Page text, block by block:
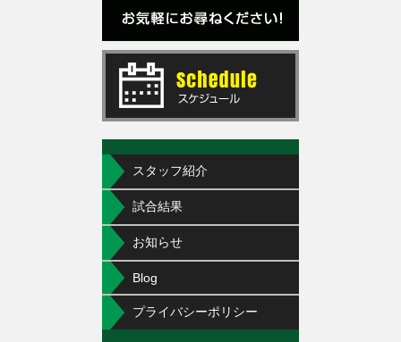
スタッフ紹介
試合結果
お知らせ
Blog
プライバシーポリシー